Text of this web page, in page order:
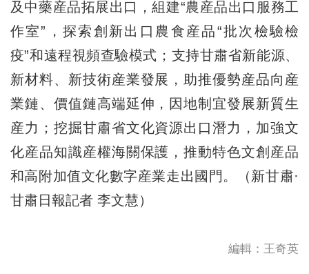
及中藥産品拓展出口，組建“農産品出口服務工
作室”，探索創新出口農食産品“批次檢驗檢
疫”和遠程視頻查驗模式；支持甘肅省新能源、
新材料、新技術産業發展，助推優勢産品向産
業鏈、價值鏈高端延伸，因地制宜發展新質生
産力；挖掘甘肅省文化資源出口潛力，加強文
化産品知識産權海關保護，推動特色文創産品
和高附加值文化數字産業走出國門。（新甘肅·
甘肅日報記者 李文慧）
編輯：王奇英